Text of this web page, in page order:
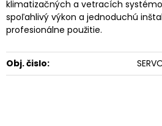
klimatizačných a vetracích
spoľahlivý výkon a jednoduchú
profesionálne použitie.
Obj. čislo: